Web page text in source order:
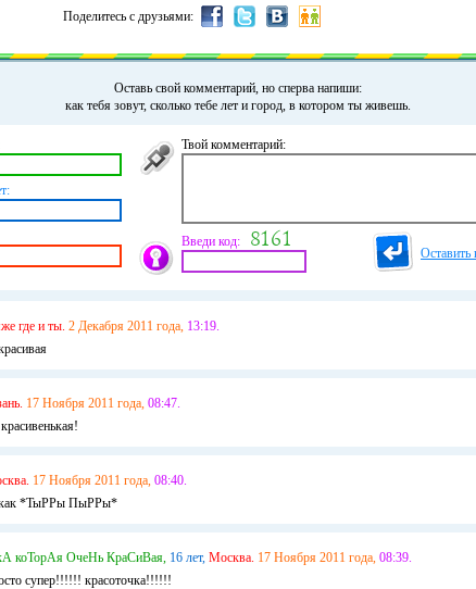
Поделитесь с друзьями:
Оставь свой комментарий, но сперва напиши:
как тебя зовут, сколько тебе лет и город, в котором ты живешь.
Твой комментарий:
Введи код:
Оставить
где и ты. 2 Декабря 2011 года, 13:19.
17 Ноября 2011 года, 08:47.
17 Ноября 2011 года, 08:40.
как *ТыРРы ПыРРы*
коТорАя ОчеНь КраСиВая, 16 лет, Москва. 17 Ноября 2011 года, 08:39.
супер!!!!!! красоточка!!!!!!